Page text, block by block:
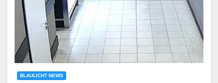
BLAULICHT NEWS